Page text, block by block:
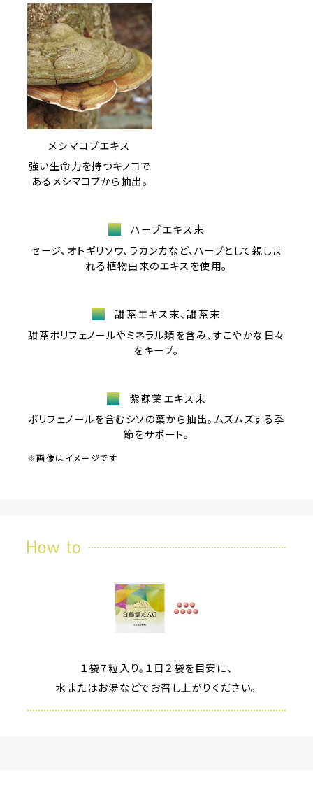
メシマコブエキス
強い生命力を持つキノコで
あるメシマコブから抽出。
ハーブエキス末
セージ、オトギリソウ、ラカンカなど、ハーブとして親しま
れる植物由来のエキスを使用。
甜茶エキス末、甜茶末
甜茶ポリフェノールやミネラル類を含み、すこやかな日々
をキープ。
紫蘇葉エキス末
ポリフェノールを含むシソの葉から抽出。ムズムズする季
節をサポート。
※画像はイメージです
１袋７粒入り。１日２袋を目安に、
水またはお湯などでお召し上がりください。